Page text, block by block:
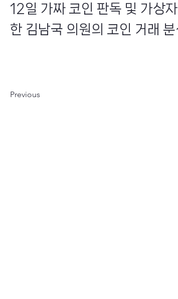
12일 가짜 코인 판독 및 가상
한 김남국 의원의 코인 거래
Previous